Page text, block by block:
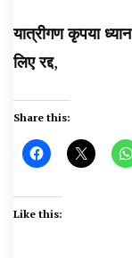
यात्रीगण कृपया
लिए रद्द,
Share this:
Like this: